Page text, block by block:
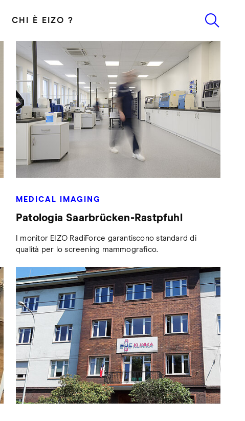
CHI È EIZO ?
MEDICAL IMAGING
Patologia Saarbrücken-Rastpfuhl
I monitor EIZO RadiForce garantiscono standard di
qualità per lo screening mammografico.